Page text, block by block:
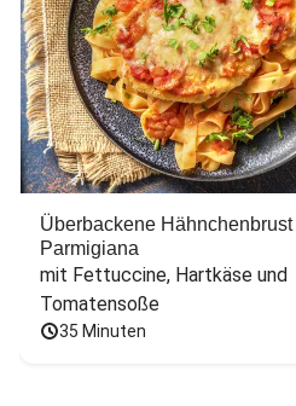
Überbackene Hähnchenbrust
Parmigiana
mit Fettuccine, Hartkäse und
Tomatensoße
35 Minuten